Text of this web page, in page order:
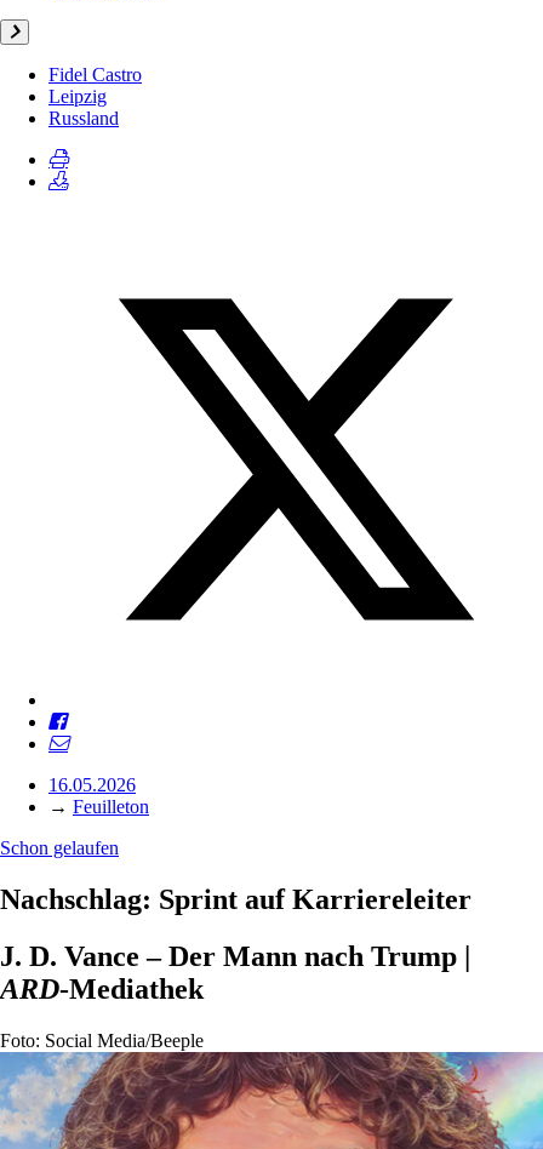
Fidel Castro
Leipzig
Russland
16.05.2026
→ Feuilleton
Schon gelaufen
Nachschlag: Sprint auf Karriereleiter
J. D. Vance – Der Mann nach Trump |
ARD-Mediathek
Foto: Social Media/Beeple